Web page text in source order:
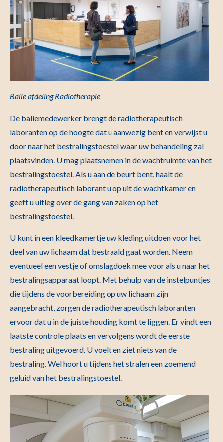
Balie afdeling Radiotherapie
De baliemedewerker brengt de radiotherapeutisch
laboranten op de hoogte dat u aanwezig bent en verwijst u
door naar het bestralingstoestel waar uw behandeling zal
plaatsvinden. U mag plaatsnemen in de wachtruimte van het
bestralingstoestel. Als u aan de beurt bent, haalt de
radiotherapeutisch laborant u op uit de wachtkamer en
geeft u uitleg over de gang van zaken op het
bestralingstoestel.
U kunt in een kleedkamertje uw kleding uitdoen voor het
deel van uw lichaam dat bestraald gaat worden. Neem
eventueel een vestje of omslagdoek mee voor als u naar het
bestralingsapparaat loopt. Met behulp van de instelpuntjes
die tijdens de voorbereiding op uw lichaam zijn
aangebracht, zorgen de radiotherapeutisch laboranten
ervoor dat u in de juiste houding komt te liggen. Er vindt een
laatste controle plaats en vervolgens wordt de eerste
bestraling uitgevoerd. U voelt en ziet niets van de
bestraling. Wel hoort u tijdens het stralen een zoemend
geluid van het bestralingstoestel.